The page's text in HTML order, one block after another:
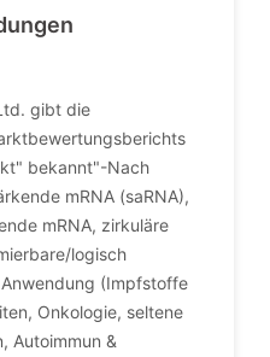
gibt die
bekannt"-Nach
mRNA (saRNA),
mRNA, zirkuläre
logisch
(Impfstoffe
Onkologie, seltene
Autoimmun &